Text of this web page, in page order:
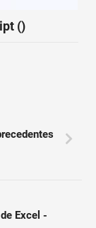
()
Excel -